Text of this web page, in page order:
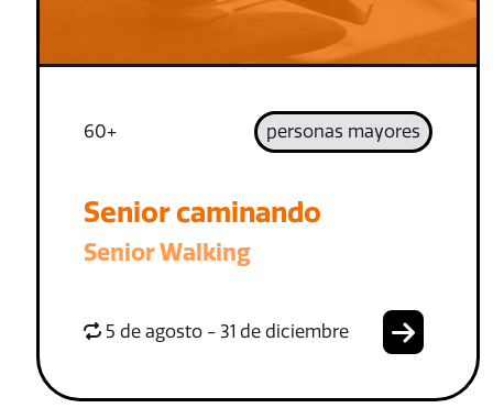
60+ personas mayores
Senior caminando
Senior Walking
5 de agosto - 31 de diciembre